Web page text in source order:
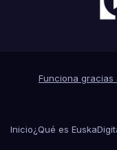
Funciona gracias
Inicio¿Qué es